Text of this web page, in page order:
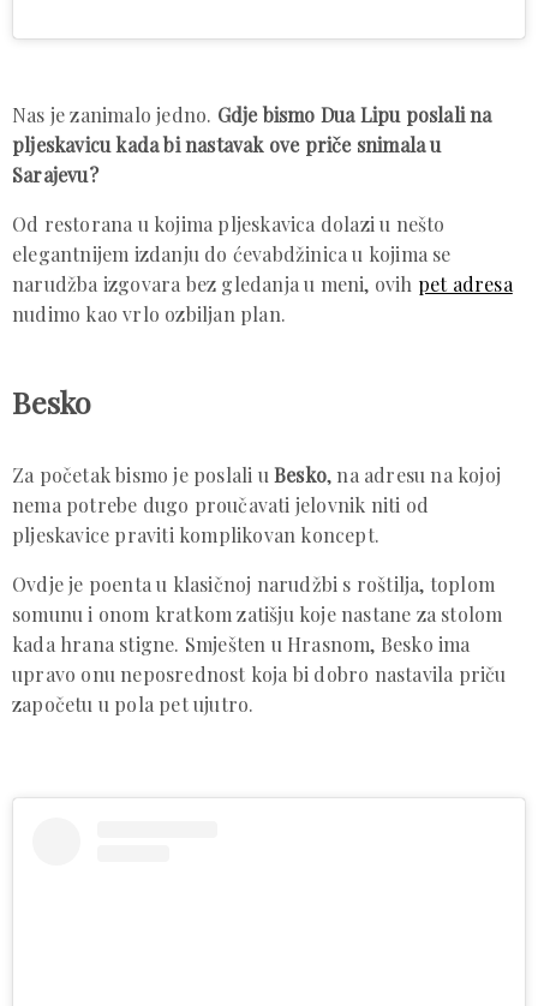
Nas je zanimalo jedno. Gdje bismo Dua Lipu poslali na
pljeskavicu kada bi nastavak ove priče snimala u
Sarajevu?
Od restorana u kojima pljeskavica dolazi u nešto
elegantnijem izdanju do ćevabdžinica u kojima se
narudžba izgovara bez gledanja u meni, ovih pet adresa
nudimo kao vrlo ozbiljan plan.
Besko
Za početak bismo je poslali u Besko, na adresu na kojoj
nema potrebe dugo proučavati jelovnik niti od
pljeskavice praviti komplikovan koncept.
Ovdje je poenta u klasičnoj narudžbi s roštilja, toplom
somunu i onom kratkom zatišju koje nastane za stolom
kada hrana stigne. Smješten u Hrasnom, Besko ima
upravo onu neposrednost koja bi dobro nastavila priču
započetu u pola pet ujutro.